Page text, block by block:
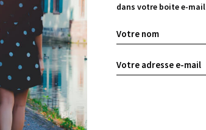
dans votre boite e-mail